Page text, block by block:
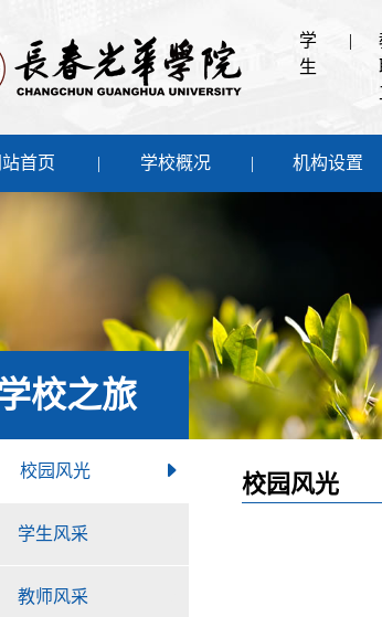
学
生
|
站首页 学校概况 机构设置
校之旅
校园风光
学生风采
教师风采
校园风光